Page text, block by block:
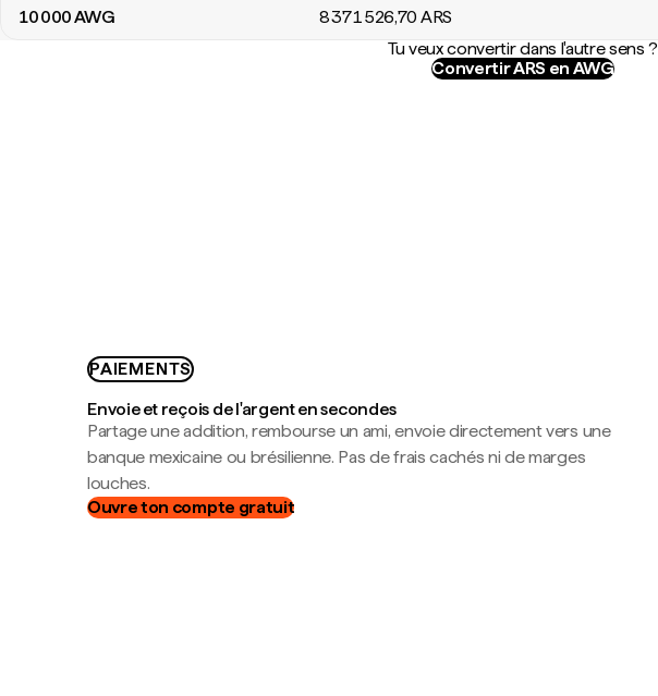
10 000AWG 8 371 526,70 ARS
Tu veux convertir dans l'autre sens ?
Convertir ARS en AWG
PAIEMENTS
Envoie et reçois de l'argent en secondes
Partage une addition, rembourse un ami, envoie directement vers une
banque mexicaine ou brésilienne. Pas de frais cachés ni de marges
louches.
Ouvre ton compte gratuit